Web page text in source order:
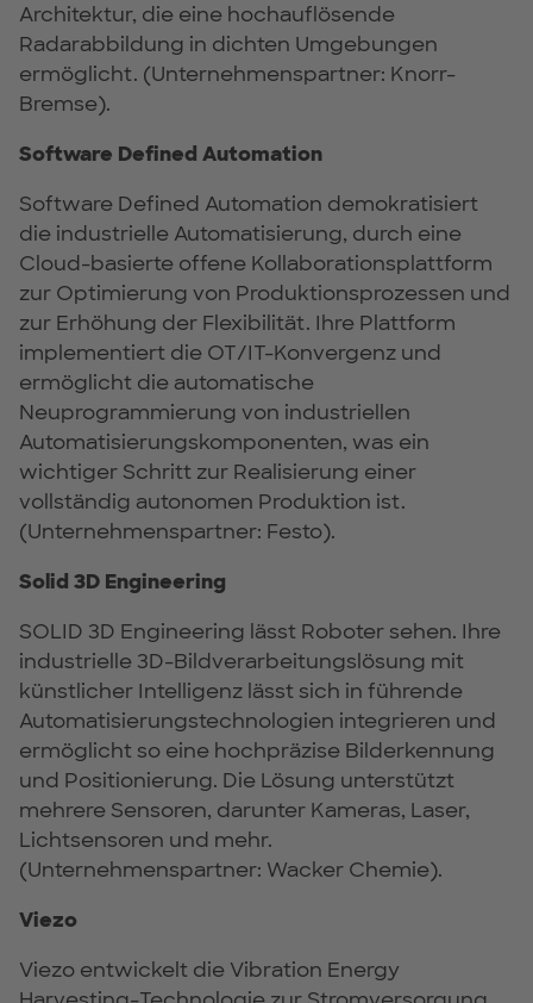
Architektur, die eine hochauflösende
Radarabbildung in dichten Umgebungen
ermöglicht. (Unternehmenspartner: Knorr-
Bremse).
Software Defined Automation
Software Defined Automation demokratisiert
die industrielle Automatisierung, durch eine
Cloud-basierte offene Kollaborationsplattform
zur Optimierung von Produktionsprozessen und
zur Erhöhung der Flexibilität. Ihre Plattform
implementiert die OT/IT-Konvergenz und
ermöglicht die automatische
Neuprogrammierung von industriellen
Automatisierungskomponenten, was ein
wichtiger Schritt zur Realisierung einer
vollständig autonomen Produktion ist.
(Unternehmenspartner: Festo).
Solid 3D Engineering
SOLID 3D Engineering lässt Roboter sehen. Ihre
industrielle 3D-Bildverarbeitungslösung mit
künstlicher Intelligenz lässt sich in führende
Automatisierungstechnologien integrieren und
ermöglicht so eine hochpräzise Bilderkennung
und Positionierung. Die Lösung unterstützt
mehrere Sensoren, darunter Kameras, Laser,
Lichtsensoren und mehr.
(Unternehmenspartner: Wacker Chemie).
Viezo
Viezo entwickelt die Vibration Energy